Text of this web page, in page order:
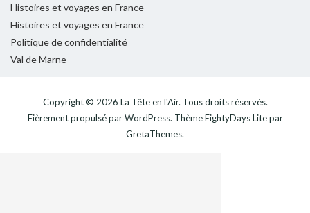
Histoires et voyages en France
Histoires et voyages en France
Politique de confidentialité
Val de Marne
Copyright © 2026 La Tête en l'Air. Tous droits réservés.
Fièrement propulsé parWordPress. ThèmeEightyDays Litepar
GretaThemes.